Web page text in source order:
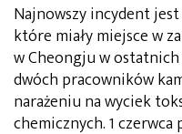
Najnowszy incydent
które miały miejsce w
w Cheongju w ostatnich
dwóch pracowników
narażeniu na wyciek
chemicznych. 1